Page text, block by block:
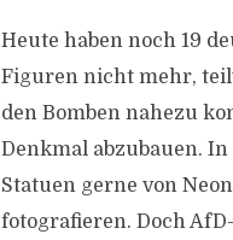
Heute haben noch 19
Figuren nicht mehr,
den Bomben nahezu
Denkmal abzubauen.
Statuen gerne von
fotografieren. Doch